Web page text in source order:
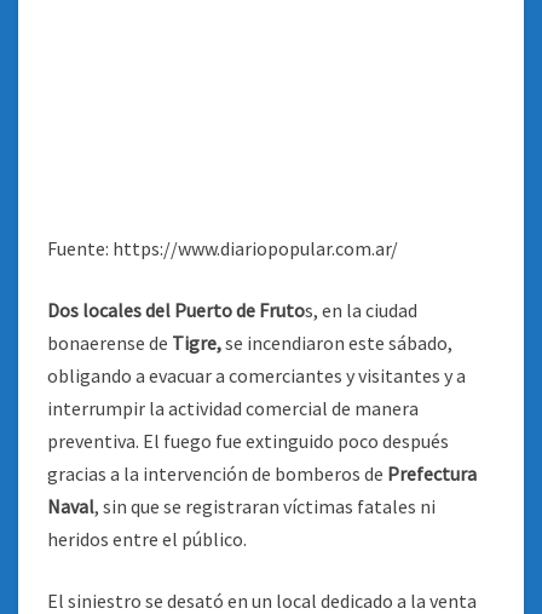
Fuente: https://www.diariopopular.com.ar/
Dos locales del Puerto de Frutos, en la ciudad
bonaerense de Tigre,se incendiaron este sábado,
obligando a evacuar a comerciantes y visitantes y a
interrumpir la actividad comercial de manera
preventiva. El fuego fue extinguido poco después
gracias a la intervención de bomberos de Prefectura
Naval, sin que se registraran víctimas fatales ni
heridos entre el público.
El siniestro se desató en un local dedicado a la venta